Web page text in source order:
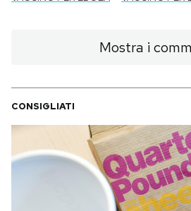
Mostra i
CONSIGLIATI